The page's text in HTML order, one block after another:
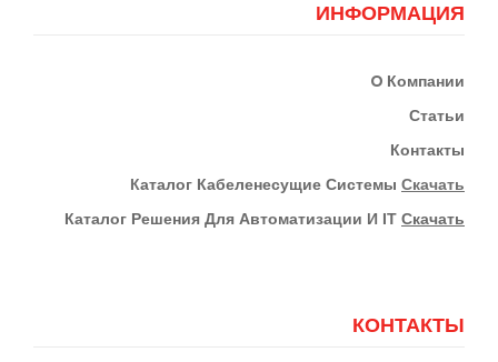
ИНФОРМАЦИЯ
О Компании
Статьи
Контакты
КАталог Кабеленесущие Системы Скачать
Каталог Решения Для Автоматизации И IT Скачать
КОНТАКТЫ